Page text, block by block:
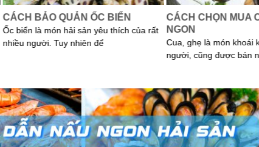
CÁCH BẢO QUẢN ỐC BIỂN
Ốc biển là món hải sản yêu thích của rất
nhiều người. Tuy nhiên để
CÁCH CHỌN MUA
NGON
Cua, ghẹ là món khoái
người, cũng được bán